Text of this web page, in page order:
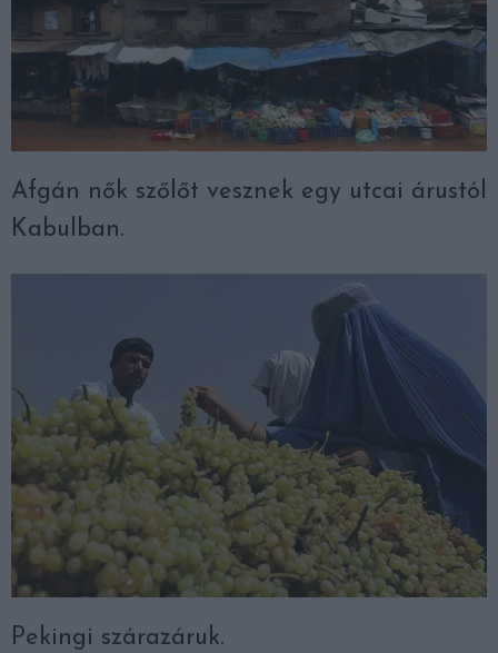
Afgán nők szőlőt vesznek egy utcai árustól
Kabulban.
Pekingi szárazáruk.